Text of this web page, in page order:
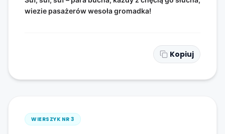
wiezie pasażerów wesoła gromadka!
Kopiuj
WIERSZYK NR 3